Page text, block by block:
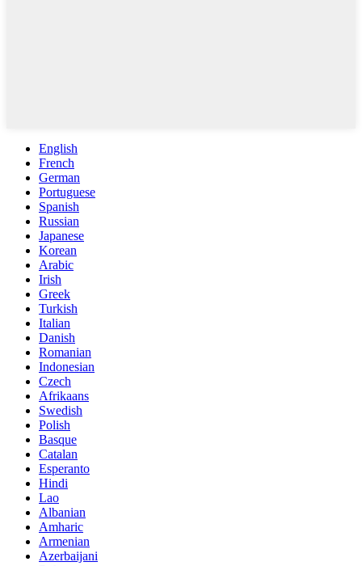
English
French
German
Portuguese
Spanish
Russian
Japanese
Korean
Arabic
Irish
Greek
Turkish
Italian
Danish
Romanian
Indonesian
Czech
Afrikaans
Swedish
Polish
Basque
Catalan
Esperanto
Hindi
Lao
Albanian
Amharic
Armenian
Azerbaijani